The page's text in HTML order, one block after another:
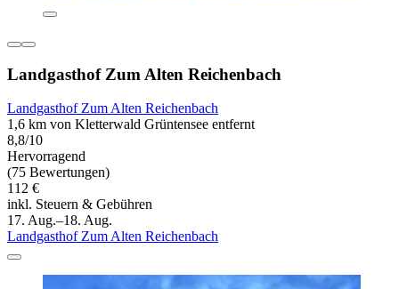
Landgasthof Zum Alten Reichenbach
Landgasthof Zum Alten Reichenbach
1,6 km von Kletterwald Grüntensee entfernt
8,8/10
Hervorragend
(75 Bewertungen)
112 €
inkl. Steuern & Gebühren
17. Aug.–18. Aug.
Landgasthof Zum Alten Reichenbach